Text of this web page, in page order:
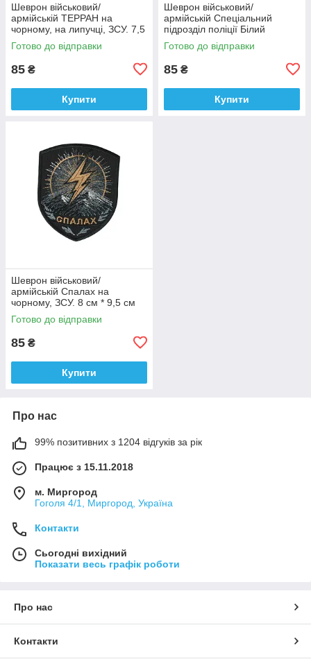
Шеврон військовий/
армійській ТЕРРАН на
чорному, на липучці, ЗСУ. 7,5
см * 9 см
Готово до відправки
85 ₴
Купити
Шеврон військовий/
армійській Спеціальний
підрозділ поліції Білий
янгол на чорному, ЗСУ. 7 см *
9 см
Готово до відправки
85 ₴
Купити
Шеврон військовий/
армійській Спалах на
чорному, ЗСУ. 8 см * 9,5 см
Готово до відправки
85 ₴
Купити
Про нас
99% позитивних з 1204 відгуків за рік
Працює з 15.11.2018
м. Миргород
Гоголя 4/1, Миргород, Україна
Контакти
Сьогодні вихідний
Показати весь графік роботи
Про нас
Контакти